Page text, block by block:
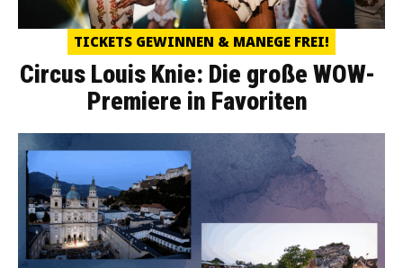
TICKETS GEWINNEN & MANEGE FREI!
Circus Louis Knie: Die große WOW-
Premiere in Favoriten